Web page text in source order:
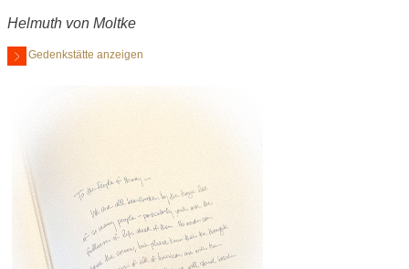
Helmuth von Moltke
Gedenkstätte anzeigen